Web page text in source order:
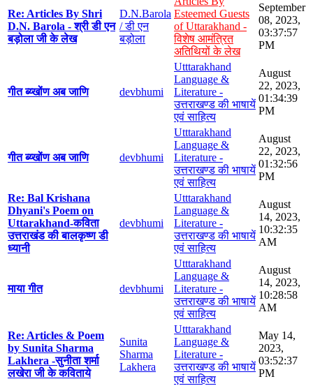
Re: Articles By Shri
D.N. Barola - श्री डी एन
बड़ोला जी के लेख
D.N.Barola
/ डी एन
बड़ोला
Esteemed Guests
of Uttarakhand -
विशेष आमंत्रित
अतिथियों के लेख
September
08, 2023,
03:37:57
PM
गीत ब्य्खोंण अब जाणि devbhumi
Utttarakhand
Language &
Literature -
उत्तराखण्ड की भाषायें
एवं साहित्य
August
22, 2023,
01:34:39
PM
गीत ब्य्खोंण अब जाणि devbhumi
Utttarakhand
Language &
Literature -
उत्तराखण्ड की भाषायें
एवं साहित्य
August
22, 2023,
01:32:56
PM
Re: Bal Krishana
Dhyani's Poem on
Uttarakhand-कविता
उत्तराखंड की बालकृष्ण डी
ध्यानी
devbhumi
Utttarakhand
Language &
Literature -
उत्तराखण्ड की भाषायें
एवं साहित्य
August
14, 2023,
10:32:35
AM
माया गीत devbhumi
Utttarakhand
Language &
Literature -
उत्तराखण्ड की भाषायें
एवं साहित्य
August
14, 2023,
10:28:58
AM
Re: Articles & Poem
by Sunita Sharma
Lakhera -सुनीता शर्मा
लखेरा जी के कविताये
Sunita
Sharma
Lakhera
Utttarakhand
Language &
Literature -
उत्तराखण्ड की भाषायें
एवं साहित्य
May 14,
2023,
03:52:37
PM